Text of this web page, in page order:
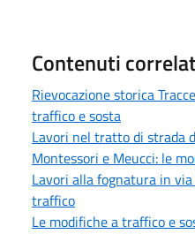
Contenuti
Rievocazione storica
traffico e sosta
Lavori nel tratto di strada
Montessori e Meucci: le
Lavori alla fognatura in
traffico
Le modifiche a traffico e